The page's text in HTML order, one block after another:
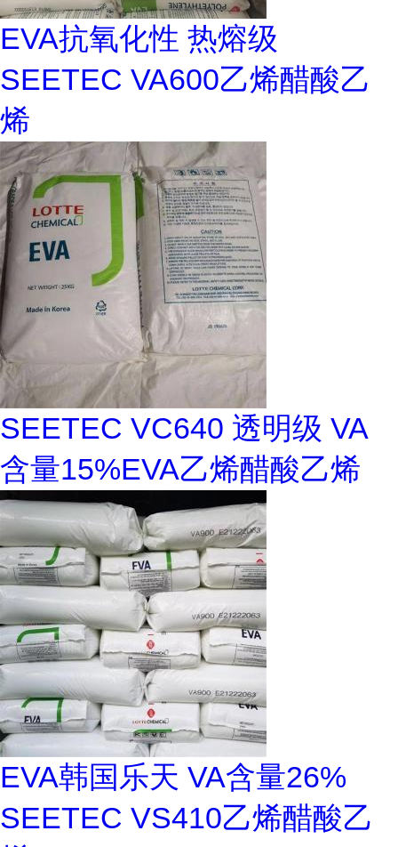
EVA抗氧化性 热熔级
SEETEC VA600乙烯醋酸乙
烯
SEETEC VC640 透明级 VA
含量15%EVA乙烯醋酸乙烯
EVA韩国乐天 VA含量26%
SEETEC VS410乙烯醋酸乙